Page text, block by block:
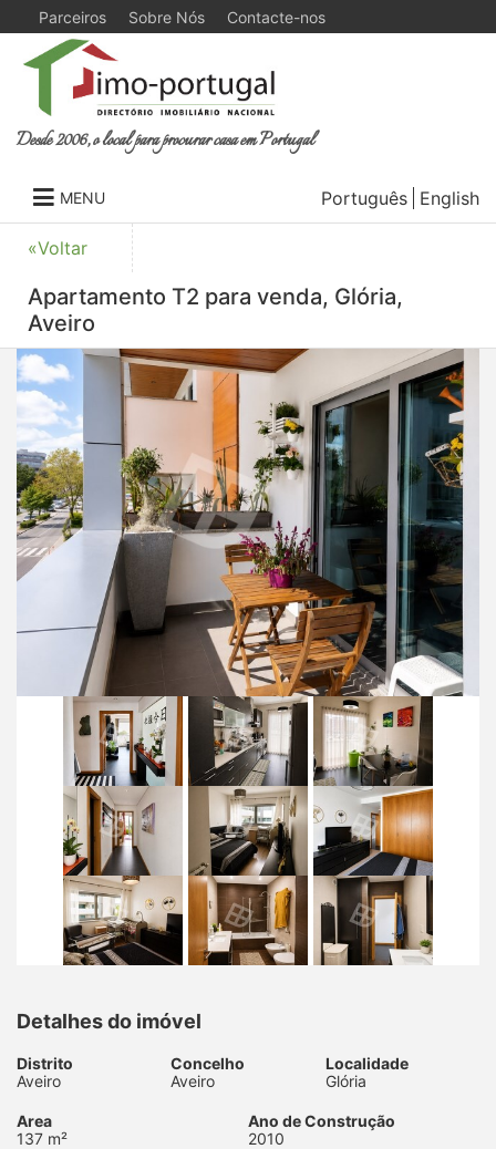
Parceiros Sobre Nós Contacte-nos
Desde 2006, o local para procurar casa em Portugal
MENU Português English
«Voltar
Apartamento T2 para venda, Glória,
Aveiro
Detalhes do imóvel
Distrito
Aveiro
Concelho
Aveiro
Localidade
Glória
Area
137 m²
Ano de Construção
2010